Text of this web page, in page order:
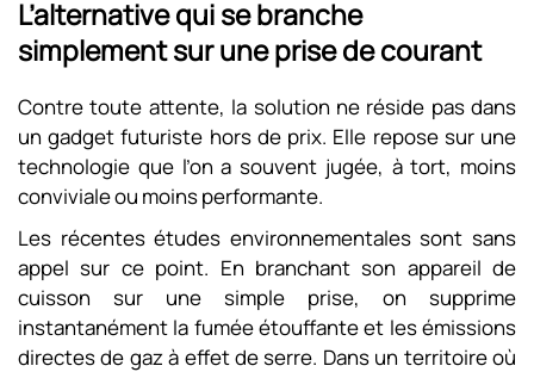
L’alternative qui se branche
simplement sur une prise de courant
Contre toute attente, la solution ne réside pas dans
un gadget futuriste hors de prix. Elle repose sur une
technologie que l’on a souvent jugée, à tort, moins
conviviale ou moins performante.
Les récentes études environnementales sont sans
appel sur ce point. En branchant son appareil de
cuisson sur une simple prise, on supprime
instantanément la fumée étouffante et les émissions
directes de gaz à effet de serre. Dans un territoire où